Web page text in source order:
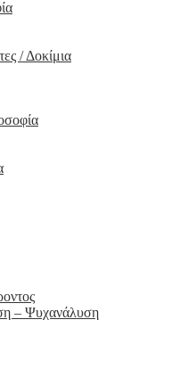
/ Δοκίμια
– Ψυχανάλυση